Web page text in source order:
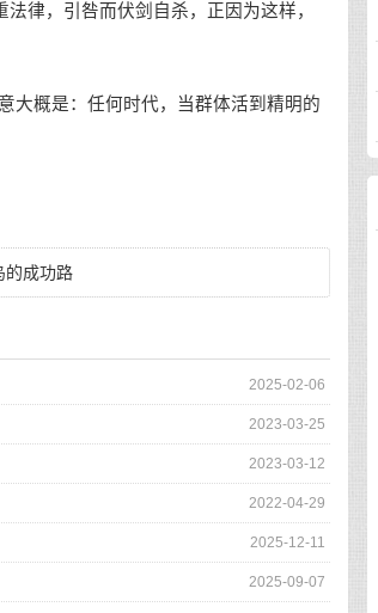
律，引咎而伏剑自杀，正因为这样，
概是：任何时代，当群体活到精明的
的成功路
2025-02-06
2023-03-25
2023-03-12
2022-04-29
2025-12-11
2025-09-07